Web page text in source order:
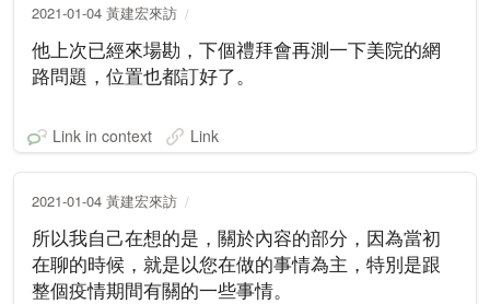
2021-01-04 黃建宏來訪
他上次已經來場勘，下個禮拜會再測一下美院的網
路問題，位置也都訂好了。
Link in context Link
2021-01-04 黃建宏來訪
所以我自己在想的是，關於內容的部分，因為當初
在聊的時候，就是以您在做的事情為主，特別是跟
整個疫情期間有關的一些事情。